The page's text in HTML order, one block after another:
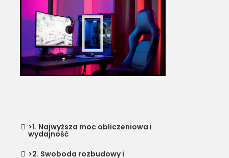
>1. Najwyższa moc obliczeniowa i
wydajność
>2. Swoboda rozbudowy i